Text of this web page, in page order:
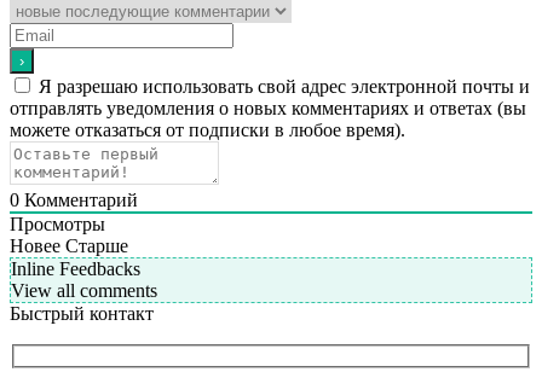
Я разрешаю использовать свой адрес электронной почты и
отправлять уведомления о новых комментариях и ответах (вы
можете отказаться от подписки в любое время).
0 Комментарий
Просмотры
Новее Старше
Inline Feedbacks
View all comments
Быстрый контакт